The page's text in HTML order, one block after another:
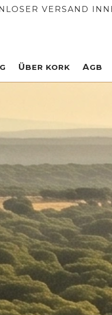
VERSAND
ÜBER KORK AGB